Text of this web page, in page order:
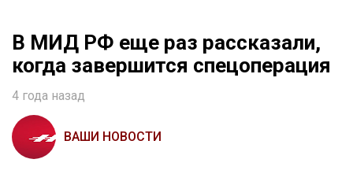
В МИД РФ еще раз рассказали,
когда завершится спецоперация
4 года назад
ВАШИ НОВОСТИ